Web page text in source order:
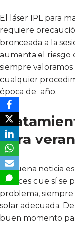
El láser IPL para
requiere
bronceada a la
aumenta el riesgo
siempre
cualquier
época del año.
para
La buena noticia
eficaces que sí
problema,
solar adecuada.
buen momento